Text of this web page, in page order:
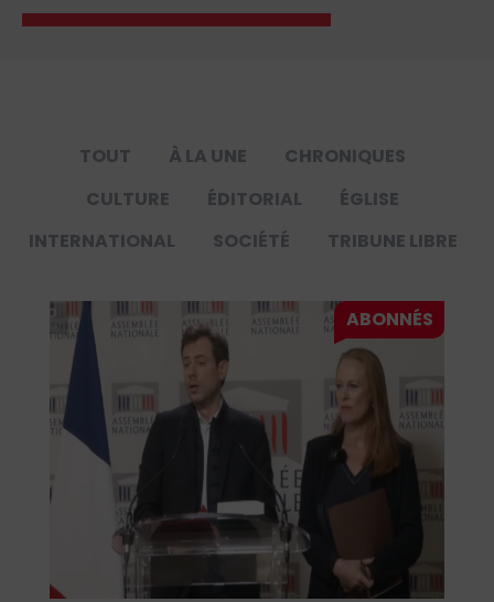
TOUT À LA UNE
CHRONIQUES
CULTURE
ÉDITORIAL
ÉGLISE
INTERNATIONAL
SOCIÉTÉ TRIBUNE LIBRE